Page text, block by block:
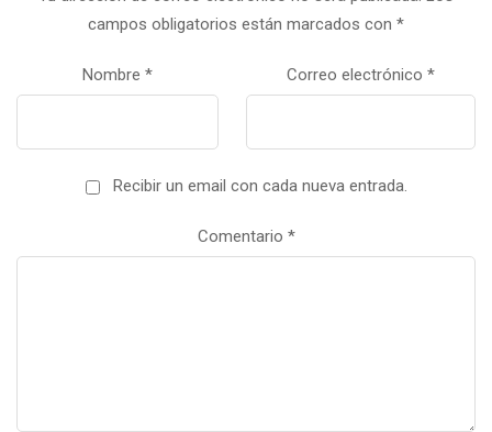
campos obligatorios están marcados con *
Nombre * Correo electrónico *
Recibir un email con cada nueva entrada.
Comentario *